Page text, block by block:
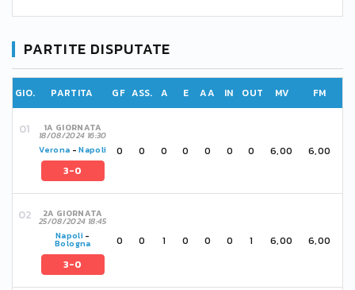
PARTITE DISPUTATE
GIO. PARTITA GF ASS. A E AA IN OUT MV FM
1A GIORNATA
18/08/2024 16:30
Verona -Napoli
3-0
0 0 0 0 0 0 0 6,00 6,00
2A GIORNATA
25/08/2024 18:45
Napoli -
Bologna
3-0
0 0 1 0 0 0 1 6,00 6,00